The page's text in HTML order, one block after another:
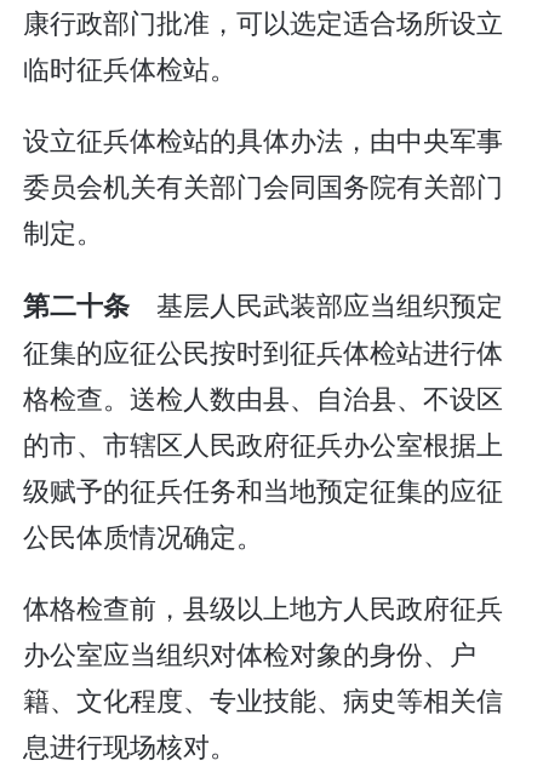
康行政部门批准，可以选定适合场所设立
临时征兵体检站。
设立征兵体检站的具体办法，由中央军事
委员会机关有关部门会同国务院有关部门
制定。
第二十条 基层人民武装部应当组织预定
征集的应征公民按时到征兵体检站进行体
格检查。送检人数由县、自治县、不设区
的市、市辖区人民政府征兵办公室根据上
级赋予的征兵任务和当地预定征集的应征
公民体质情况确定。
体格检查前，县级以上地方人民政府征兵
办公室应当组织对体检对象的身份、户
籍、文化程度、专业技能、病史等相关信
息进行现场核对。